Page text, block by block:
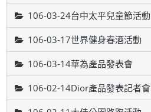
106-03-24台中太平兒童節活動
106-03-17世界健身春酒活動
106-03-14華為產品發表會
106-02-14Dior產品發表記者會